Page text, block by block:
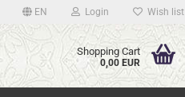
EN Login Wish list
Shopping Cart
0,00 EUR